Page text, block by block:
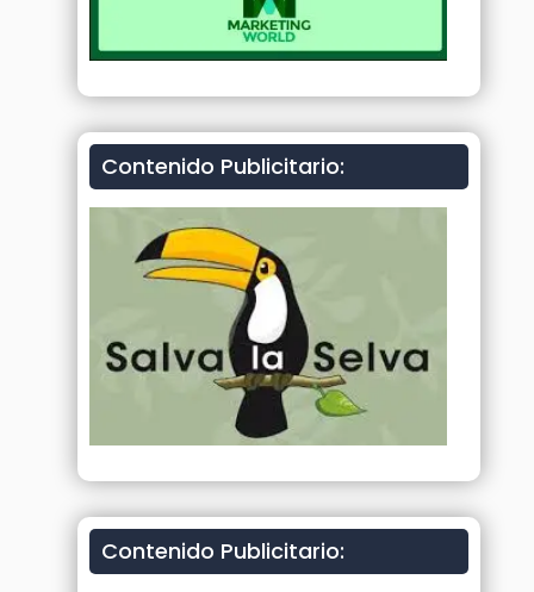
Contenido Publicitario:
Contenido Publicitario: